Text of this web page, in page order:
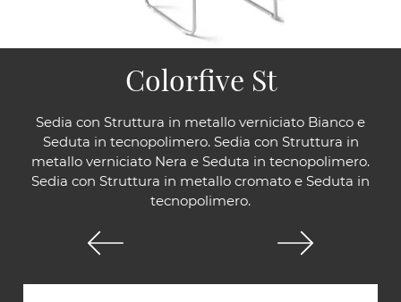
Sedia con Struttura in metallo verniciato Bianco e
Seduta in tecnopolimero. Sedia con Struttura in
metallo verniciato Nera e Seduta in tecnopolimero.
Sedia con Struttura in metallo cromato e Seduta in
tecnopolimero.
Colorfive St